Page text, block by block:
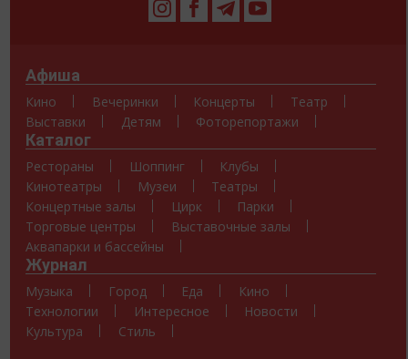
Афиша
Кино Вечеринки Концерты
Театр
Выставки
Детям Фоторепортажи
Каталог
Рестораны Шоппинг
Клубы
Кинотеатры
Музеи
Театры
Концертные залы
Цирк
Парки
Торговые центры
Выставочные залы
Аквапарки и бассейны
Журнал
Музыка Город Еда
Кино
Технологии
Интересное
Новости
Культура
Стиль